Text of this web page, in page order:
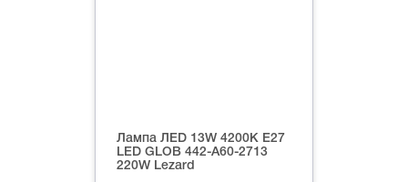
Лампа ЛED 13W 4200К Е27
LED GLOB 442-А60-2713
220W Lezard